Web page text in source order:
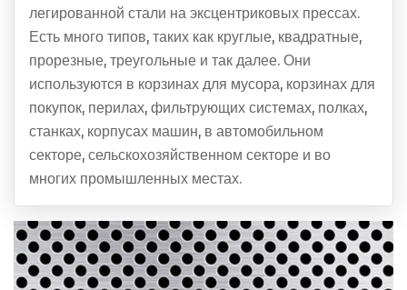
легированной стали на эксцентриковых прессах.
Есть много типов, таких как круглые, квадратные,
прорезные, треугольные и так далее. Они
используются в корзинах для мусора, корзинах для
покупок, перилах, фильтрующих системах, полках,
станках, корпусах машин, в автомобильном
секторе, сельскохозяйственном секторе и во
многих промышленных местах.